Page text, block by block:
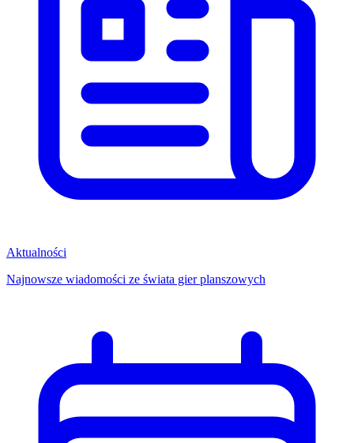
Aktualności
Najnowsze wiadomości ze świata gier planszowych